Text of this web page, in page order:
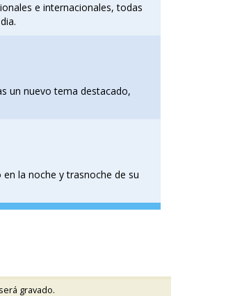
e internacionales, todas
un nuevo tema destacado,
la noche y trasnoche de su
gravado.